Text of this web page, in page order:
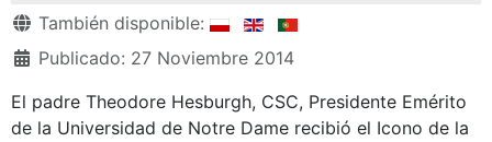
Detalles
También disponible:
Publicado: 27 Noviembre 2014
El padre Theodore Hesburgh, CSC, Presidente Emérito
de la Universidad de Notre Dame recibió el Icono de la